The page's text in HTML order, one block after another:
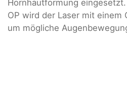
Hornhautformung
OP wird der Laser mit einem
um mögliche